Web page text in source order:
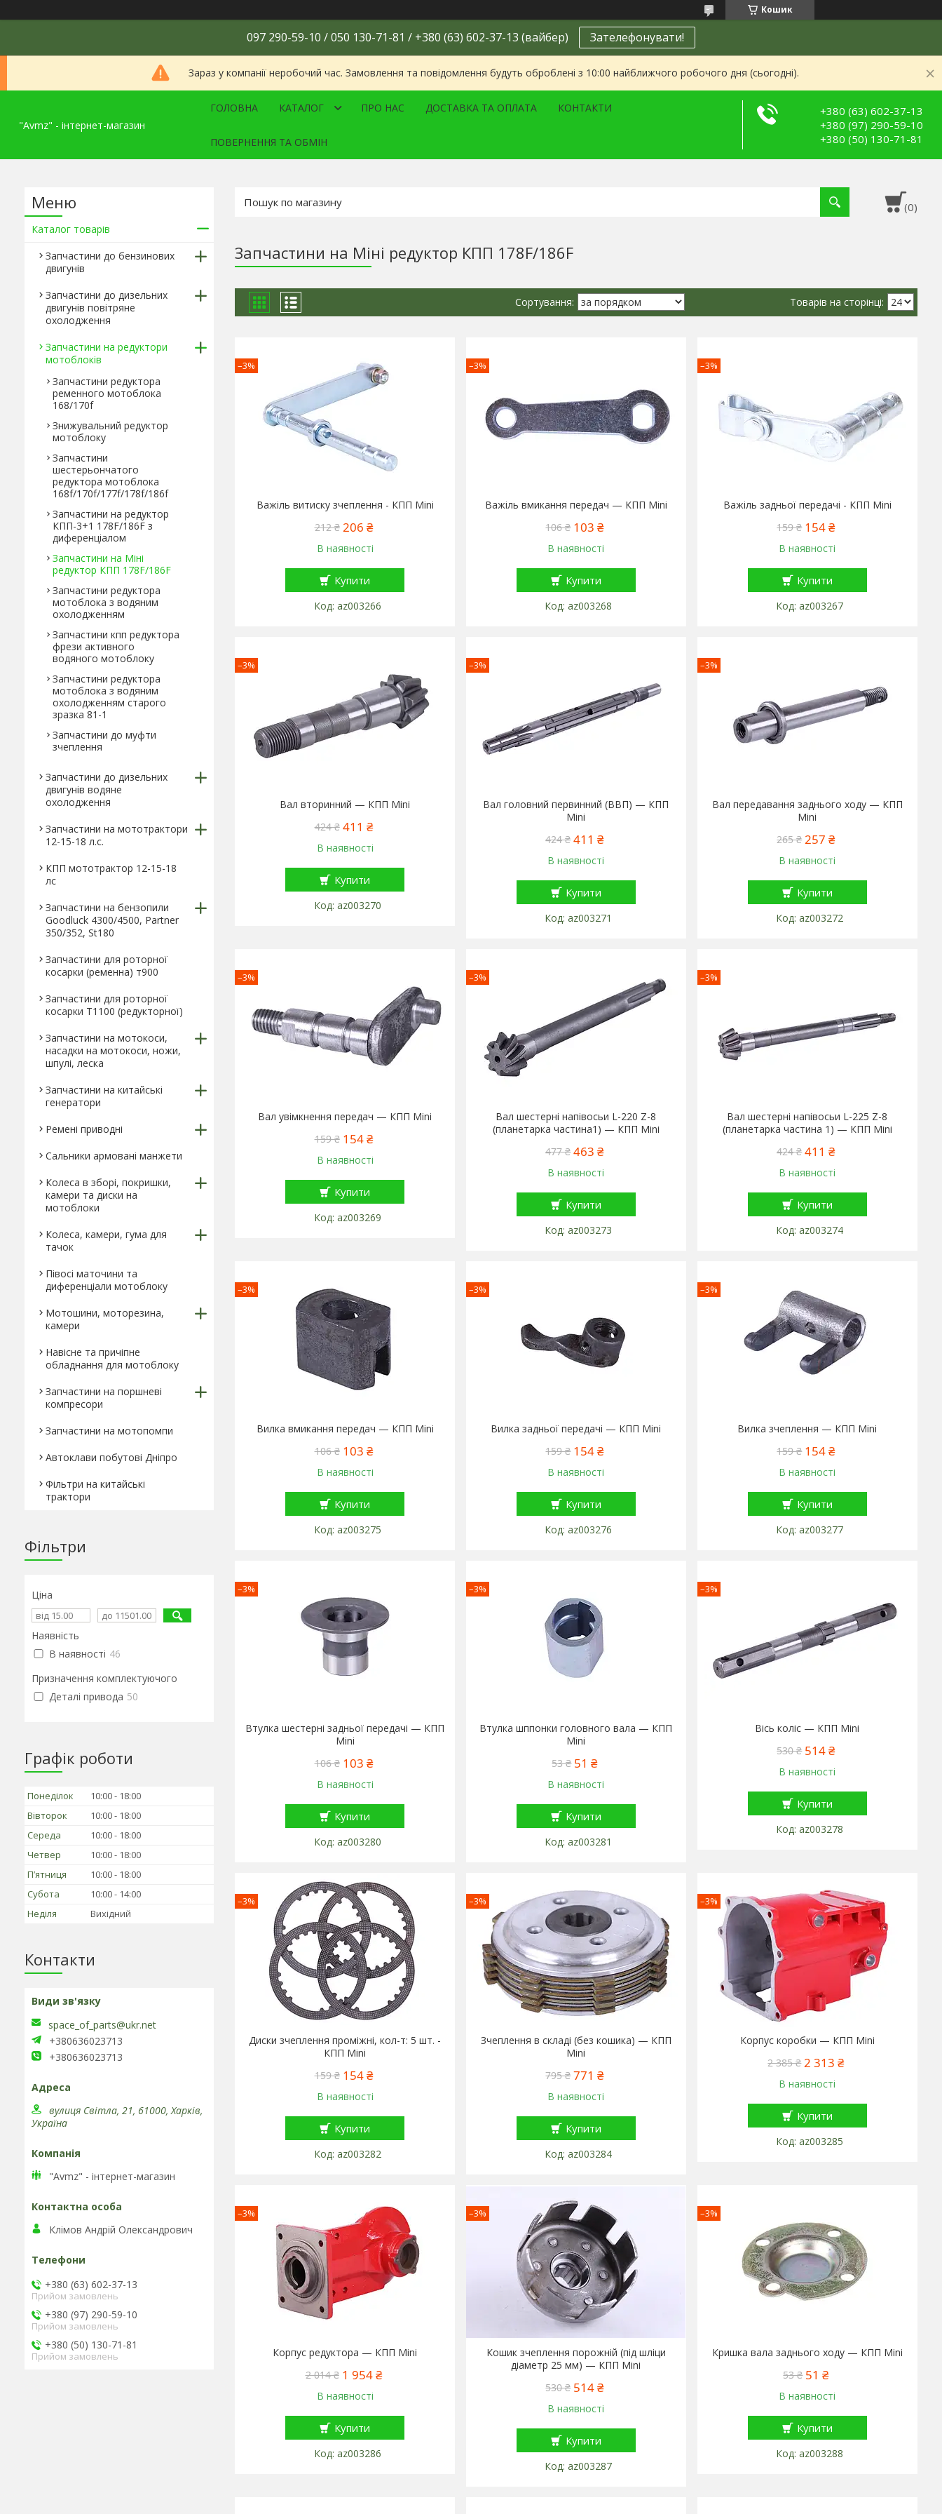
Кошик
097 290-59-10 / 050 130-71-81 / +380 (63) 602-37-13 (вайбер) Зателефонувати!
Зараз у компанії неробочий час. Замовлення та повідомлення будуть оброблені з 10:00 найближчого робочого дня (сьогодні).
"Avmz" - інтернет-магазин
ГОЛОВНА КАТАЛОГ ПРО НАС ДОСТАВКА ТА ОПЛАТА КОНТАКТИ
ПОВЕРНЕННЯ ТА ОБМІН
+380 (63) 602-37-13
+380 (97) 290-59-10
+380 (50) 130-71-81
Запчастини на Міні редуктор КПП 178F/186F
–3%
Важіль витиску зчеплення - КПП Mini
212 ₴ 206 ₴
В наявності
Купити
az003266
–3%
Важіль вмикання передач — КПП Mini
106 ₴ 103 ₴
В наявності
Купити
az003268
–3%
Важіль задньої передачі - КПП Mini
159 ₴ 154 ₴
В наявності
Купити
az003267
–3%
Вал вторинний — КПП Mini
424 ₴ 411 ₴
В наявності
Купити
az003270
–3%
Вал головний первинний (ВВП) — КПП
Mini
424 ₴ 411 ₴
В наявності
Купити
az003271
–3%
Вал передавання заднього ходу — КПП
Mini
265 ₴ 257 ₴
В наявності
Купити
az003272
–3%
Вал увімкнення передач — КПП Mini
159 ₴ 154 ₴
В наявності
Купити
az003269
–3%
Вал шестерні напівосьи L-220 Z-8
(планетарка частина1) — КПП Mini
477 ₴ 463 ₴
В наявності
Купити
az003273
–3%
Вал шестерні напівосьи L-225 Z-8
(планетарка частина 1) — КПП Mini
424 ₴ 411 ₴
В наявності
Купити
az003274
–3%
Вилка вмикання передач — КПП Mini
106 ₴ 103 ₴
В наявності
Купити
az003275
–3%
Вилка задньої передачі — КПП Mini
159 ₴ 154 ₴
В наявності
Купити
az003276
–3%
Вилка зчеплення — КПП Mini
159 ₴ 154 ₴
В наявності
Купити
az003277
–3%
Втулка шестерні задньої передачі — КПП
Mini
106 ₴ 103 ₴
В наявності
Купити
az003280
–3%
Втулка шппонки головного вала — КПП
Mini
53 ₴ 51 ₴
В наявності
Купити
az003281
–3%
Вісь коліс — КПП Mini
530 ₴ 514 ₴
В наявності
Купити
az003278
–3%
Диски зчеплення проміжні, кол-т: 5 шт. -
КПП Mini
159 ₴ 154 ₴
В наявності
Купити
az003282
–3%
Зчеплення в складі (без кошика) — КПП
Mini
795 ₴ 771 ₴
В наявності
Купити
az003284
–3%
Корпус коробки — КПП Mini
2 385 ₴ 2 313 ₴
В наявності
Купити
az003285
–3%
Корпус редуктора — КПП Mini
2 014 ₴ 1 954 ₴
В наявності
Купити
az003286
–3%
Кошик зчеплення порожній (під шліци
діаметр 25 мм) — КПП Mini
530 ₴ 514 ₴
В наявності
Купити
az003287
–3%
Кришка вала заднього ходу — КПП Mini
53 ₴ 51 ₴
В наявності
Купити
az003288
Каталог товарів
Запчастини до бензинових
двигунів
Запчастини до дизельних
двигунів повітряне
охолодження
Запчастини на редуктори
мотоблоків
Запчастини редуктора
ременного мотоблока
168/170f
Знижувальний редуктор
мотоблоку
Запчастини
шестерьончатого
редуктора мотоблока
168f/170f/177f/178f/186f
Запчастини на редуктор
КПП-3+1 178F/186F з
диференціалом
Запчастини на Міні
редуктор КПП 178F/186F
Запчастини редуктора
мотоблока з водяним
охолодженням
Запчастини кпп редуктора
фрези активного
водяного мотоблоку
Запчастини редуктора
мотоблока з водяним
охолодженням старого
зразка 81-1
Запчастини до муфти
зчеплення
Запчастини до дизельних
двигунів водяне
охолодження
Запчастини на мототрактори
12-15-18 л.с.
КПП мототрактор 12-15-18
лс
Запчастини на бензопили
Goodluck 4300/4500, Partner
350/352, St180
Запчастини для роторної
косарки (ременна) т900
Запчастини для роторної
косарки Т1100 (редукторної)
Запчастини на мотокоси,
насадки на мотокоси, ножи,
шпулі, леска
Запчастини на китайські
генератори
Ремені приводні
Сальники армовані манжети
Колеса в зборі, покришки,
камери та диски на
мотоблоки
Колеса, камери, гума для
тачок
Півосі маточини та
диференціали мотоблоку
Мотошини, моторезина,
камери
Навісне та причіпне
обладнання для мотоблоку
Запчастини на поршневі
компресори
Запчастини на мотопомпи
Автоклави побутові Дніпро
Фільтри на китайські
трактори
Фільтри
Ціна
Наявність
В наявності 46
Призначення комплектуючого
Деталі привода 50
Графік роботи
Понеділок 10:00
18:00
Вівторок
10:00
18:00
Середа
10:00
18:00
Четвер
10:00
18:00
Пʼятниця
10:00
18:00
Субота
10:00
14:00
Неділя
Вихідний
Контакти
space_of_parts@ukr.net
+380636023713
+380636023713
вулиця Світла, 21, 61000, Харків,
Україна
"Avmz" - інтернет-магазин
Клімов Андрій Олександрович
+380 (63) 602-37-13
Прийом замовлень
+380 (97) 290-59-10
Прийом замовлень
+380 (50) 130-71-81
Прийом замовлень